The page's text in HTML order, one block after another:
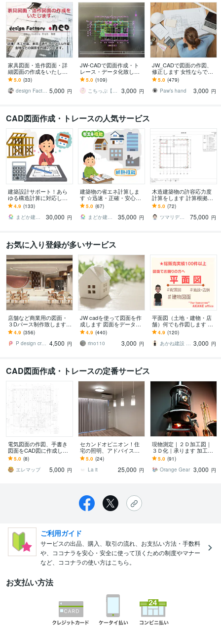
家具図面・造作図面・詳
細図面の作成をいたしま
す 図面作成致します。メ
ーカー様デザイナー様か
らの依頼を承ります
5.0 (33)
design Factory・neo 5,000 円
JW-CADで図面作成・ト
レース・データ化致しま
す 実績100件まで特別価
格3000円～＞現役女性建
築設計士
5.0 (109)
こちっぷ【CAD屋さん】
3,000 円
JW_CADで図面の作図、
修正します 女性ならでは
の視点で丁寧に作図、ト
レースをいたします。
5.0 (479)
Paw’s hand
3,000 円
CAD図面作成・トレースの人気サービス
建築設計サポート！あら
ゆる構造計算に対応しま
す 構造設計・構造計算に
関すること何でもご依頼
ください。
4.9 (133)
まどか建築設計
30,000 円
建築物の省エネ計算しま
す ☆迅速・正確・安心の
省エネ計算サービス
5.0 (67)
まどか建築設計
35,000 円
木造建築物の許容応力度
計算をします 計算根拠に
基づいた確かな強度の建
物を建てよう！
5.0 (72)
ツマリデザイン建築設計
75,000 円
お気に入り登録が多いサービス
店舗など商業用の図面・
３Dパース制作致します
申請用図面や店舗のデザ
イン提案まで幅広く対応
します！
4.9 (356)
P design create 4,500 円
JW cadを使って図面を作
成します 図面をデータ
化、Jw cadのデータ修正
します。
4.9 (440)
rino110
3,000 円
平面図（土地・建物・店
舗）何でも作図します 実
績200件！不動産/営業所/
事務所/民泊/施設/駐車場
4.9 (120)
あかね建設 AKANEoffice 3,000 円
CAD図面作成・トレースの定番サービス
電気図面の作図、手書き
図面をCAD図に作成しま
す 毎日の業務に追われて
図面を書く暇がないあな
たに
5.0 (8)
エレマップ
5,000 円
セカンドオピニオン！住
宅の照明、アドバイスし
ます ハウスメーカーが作
った照明・スイッチ計画
をより快適に！
5.0 (24)
La it
25,000 円
現物測定｜２Ｄ加工図｜
３Ｄ化｜承ります 加工業
者へそのまま渡せる図面
に仕上げます
5.0 (91)
Orange Gear 3,000 円
ご利用ガイド
サービスの出品、購入、取引の流れ、お支払い方法・手数料
や、ココナラを安心・安全に使って頂くための制度やマナー
など、ココナラの使い方はこちら。
お支払い方法